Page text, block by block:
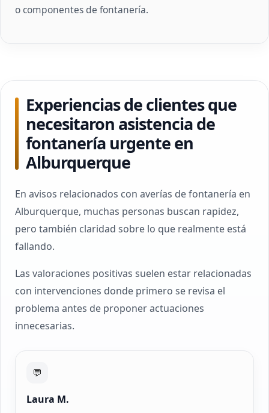
o componentes de fontanería.
Experiencias de clientes que
necesitaron asistencia de
fontanería urgente en
Alburquerque
En avisos relacionados con averías de fontanería en
Alburquerque, muchas personas buscan rapidez,
pero también claridad sobre lo que realmente está
fallando.
Las valoraciones positivas suelen estar relacionadas
con intervenciones donde primero se revisa el
problema antes de proponer actuaciones
innecesarias.
💬
Laura M.